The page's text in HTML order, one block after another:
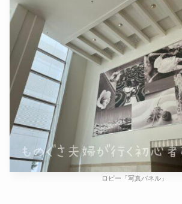
ロビー「写真パネル」